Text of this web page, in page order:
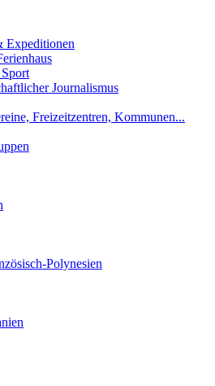
Expeditionen
Journalismus
Freizeitzentren, Kommunen...
Polynesien